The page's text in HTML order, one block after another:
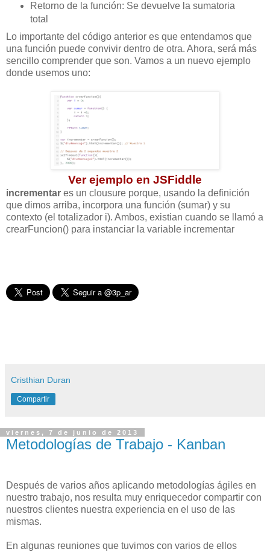
Retorno de la función: Se devuelve la sumatoria
total
Lo importante del código anterior es que entendamos que
una función puede convivir dentro de otra. Ahora, será más
sencillo comprender que son. Vamos a un nuevo ejemplo
donde usemos uno:
Ver ejemplo en JSFiddle
incrementar es un clousure porque, usando la definición
que dimos arriba, incorpora una función (sumar) y su
contexto (el totalizador i). Ambos, existian cuando se llamó a
crearFuncion() para instanciar la variable incrementar
Cristhian Duran
Compartir
viernes, 7 de junio de 2013
Metodologías de Trabajo - Kanban
Después de varios años aplicando metodologías ágiles en
nuestro trabajo, nos resulta muy enriquecedor compartir con
nuestros clientes nuestra experiencia en el uso de las
mismas.
En algunas reuniones que tuvimos con varios de ellos